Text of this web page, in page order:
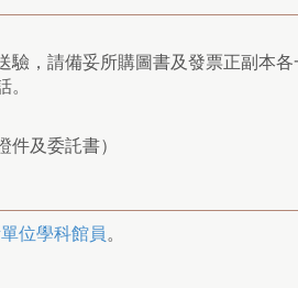
驗，請備妥所購圖書及發票正副本
。
及委託書）
位學科館員 。